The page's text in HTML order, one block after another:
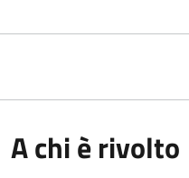
A chi è rivolto